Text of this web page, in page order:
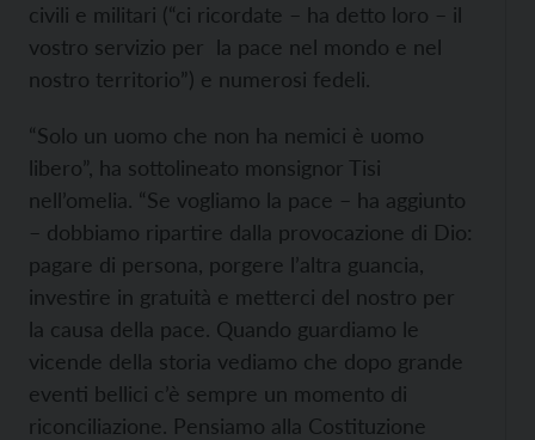
civili e militari (“ci ricordate – ha detto loro – il
vostro servizio per la pace nel mondo e nel
nostro territorio”) e numerosi fedeli.
“Solo un uomo che non ha nemici è uomo
libero”, ha sottolineato monsignor Tisi
nell’omelia. “Se vogliamo la pace – ha aggiunto
– dobbiamo ripartire dalla provocazione di Dio:
pagare di persona, porgere l’altra guancia,
investire in gratuità e metterci del nostro per
la causa della pace. Quando guardiamo le
vicende della storia vediamo che dopo grande
eventi bellici c’è sempre un momento di
riconciliazione. Pensiamo alla Costituzione